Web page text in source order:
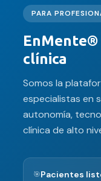
PARA
EnMente®
clínica
Somos la
especialistas en
autonomía,
clínica de alto
🎯Pacientes